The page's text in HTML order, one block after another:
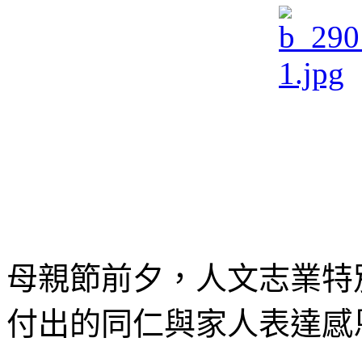
母親節前夕，人文志業
付出的同仁與家人表達